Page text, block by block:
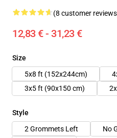
(8 customer
12,83 € - 31,23 €
Size
5x8 ft (152x244cm)
3x5 ft (90x150 cm)
Style
2 Grommets Left
No